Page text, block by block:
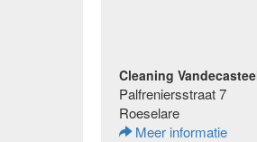
Cleaning
Palfreniersstraat 7
Roeselare
Meer informatie